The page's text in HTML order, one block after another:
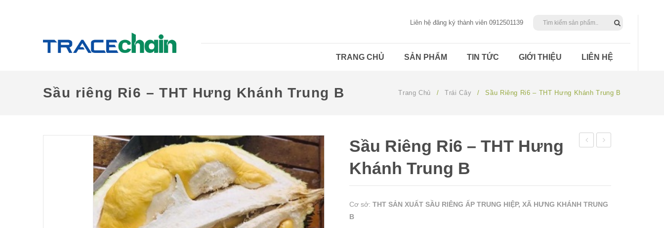
Liên hệ đăng ký thành viên 0912501139
TRANG CHỦ SẢN PHẨM TIN TỨC GIỚI THIỆU LIÊN HỆ
Sầu riêng Ri6 – THT Hưng Khánh Trung B Trang Chủ / Trái Cây / Sầu Riêng Ri6 – THT Hưng Khánh Trung B
Ngãi Thêm
Sầu Riêng Ri6 – THT Hưng
Khánh Trung B
Cơ sở: THT SẢN XUẤT SẦU RIÊNG ẤP TRUNG HIỆP, XÃ HƯNG KHÁNH TRUNG
B